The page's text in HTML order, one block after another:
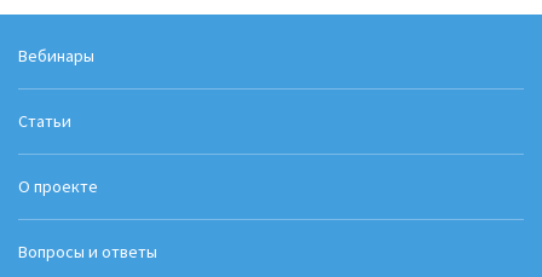
Вебинары
Статьи
О проекте
Вопросы и ответы